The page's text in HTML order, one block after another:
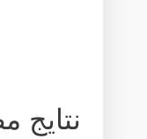
نتایج